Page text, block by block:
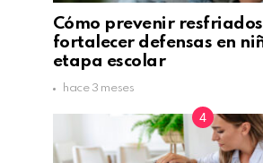
Cómo prevenir
fortalecer defensas en
etapa escolar
hace 3 meses